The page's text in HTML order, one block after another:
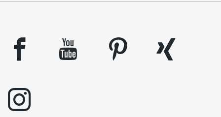
facebook youtube pinterest
xing
instagram